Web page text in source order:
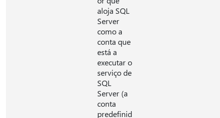
aloja SQL
Server
como a
conta que
está a
executar o
serviço de
SQL
Server (a
conta
predefinid